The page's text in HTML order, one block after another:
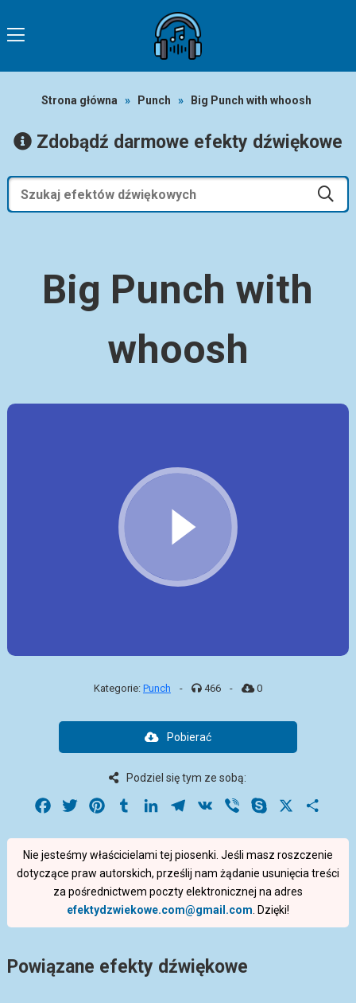
Strona główna » Punch » Big Punch with whoosh
Zdobądź darmowe efekty dźwiękowe
Big Punch with
whoosh
Kategorie: Punch - 466 - 0
Pobierać
Podziel się tym ze sobą:
Facebook
Twitter PinterestTumblrLinkedInTelegram
VK Viber Skype
Nie jesteśmy właścicielami tej piosenki. Jeśli masz roszczenie
dotyczące praw autorskich, prześlij nam żądanie usunięcia treści
za pośrednictwem poczty elektronicznej na adres
efektydzwiekowe.com@gmail.com . Dzięki!
Powiązane efekty dźwiękowe